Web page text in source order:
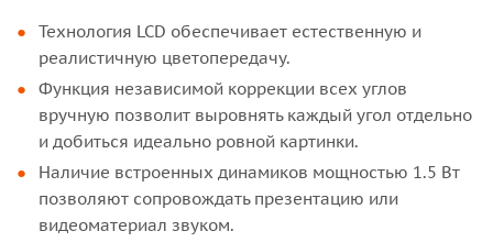
Технология LCD обеспечивает естественную и
реалистичную цветопередачу.
Функция независимой коррекции всех углов
вручную позволит выровнять каждый угол отдельно
и добиться идеально ровной картинки.
Наличие встроенных динамиков мощностью 1.5 Вт
позволяют сопровождать презентацию или
видеоматериал звуком.